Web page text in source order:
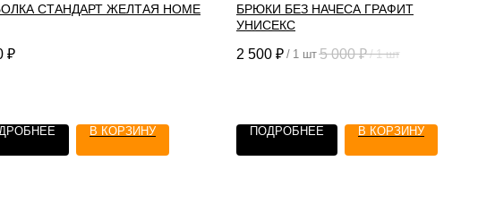
СТАНДАРТ ЖЕЛТАЯ HOME
₽
В КОРЗИНУ
БРЮКИ БЕЗ НАЧЕСА ГРАФИТ
УНИСЕКС
2 500 ₽ / 1 шт 5 000 ₽ / 1 шт
ПОДРОБНЕЕ В КОРЗИНУ